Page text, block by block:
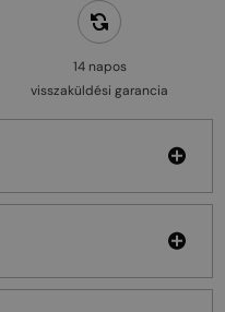
14 napos
visszaküldési garancia